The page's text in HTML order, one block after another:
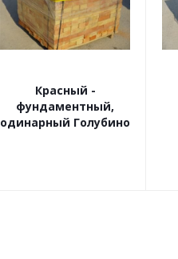
Красный -
фундаментный,
одинарный Голубино